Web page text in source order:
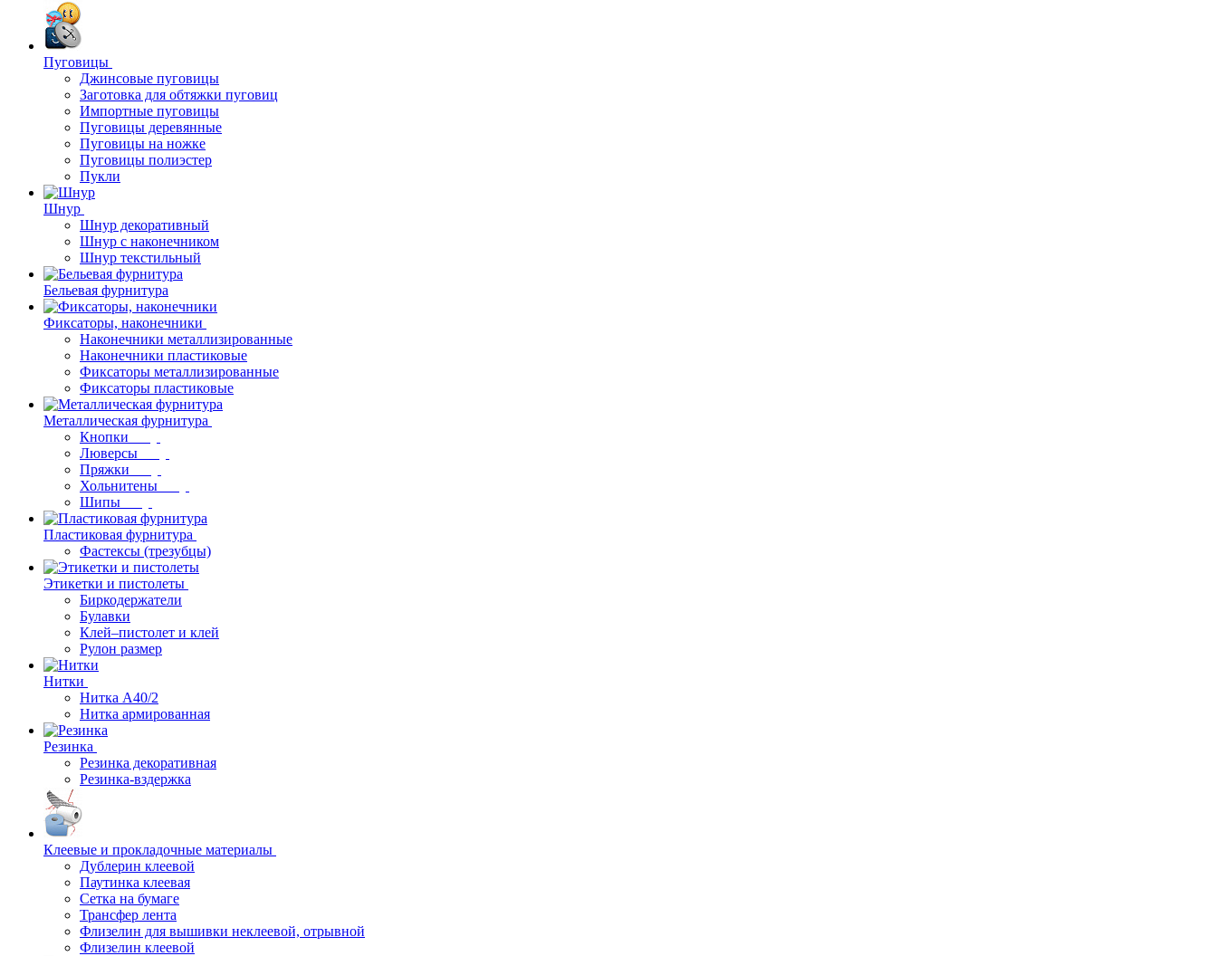
Пуговицы
Джинсовые пуговицы
Заготовка для обтяжки пуговиц
Импортные пуговицы
Пуговицы деревянные
Пуговицы на ножке
Пуговицы полиэстер
Пукли
Шнур
Шнур декоративный
Шнур с наконечником
Шнур текстильный
Бельевая фурнитура
Фиксаторы, наконечники
Наконечники металлизированные
Наконечники пластиковые
Фиксаторы металлизированные
Фиксаторы пластиковые
Металлическая фурнитура
Кнопки
Люверсы
Пряжки
Хольнитены
Шипы
Пластиковая фурнитура
Фастексы (трезубцы)
Этикетки и пистолеты
Биркодержатели
Булавки
Клей–пистолет и клей
Рулон размер
Нитки
Нитка А40/2
Нитка армированная
Резинка
Резинка декоративная
Резинка-вздержка
Клеевые и прокладочные материалы
Дублерин клеевой
Паутинка клеевая
Сетка на бумаге
Трансфер лента
Флизелин для вышивки неклеевой, отрывной
Флизелин клеевой